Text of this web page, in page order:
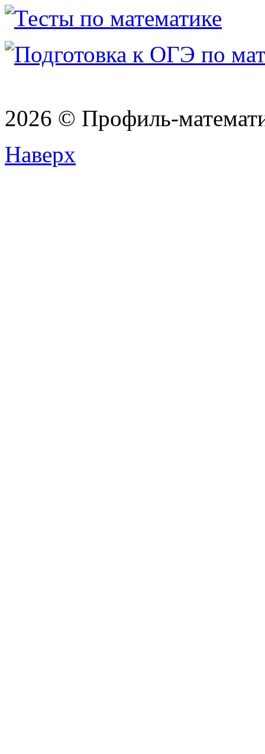
2026 © Профиль-
Наверх